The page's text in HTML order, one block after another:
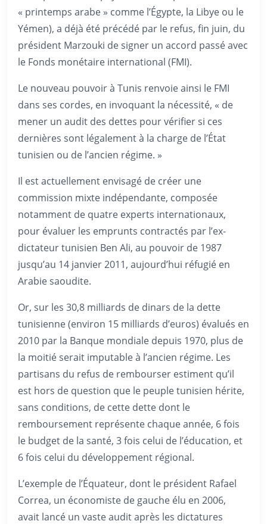
« printemps arabe » comme l’Égypte, la Libye ou le
Yémen), a déjà été précédé par le refus, fin juin, du
président Marzouki de signer un accord passé avec
le Fonds monétaire international (FMI).
Le nouveau pouvoir à Tunis renvoie ainsi le FMI
dans ses cordes, en invoquant la nécessité, « de
mener un audit des dettes pour vérifier si ces
dernières sont légalement à la charge de l’État
tunisien ou de l’ancien régime. »
Il est actuellement envisagé de créer une
commission mixte indépendante, composée
notamment de quatre experts internationaux,
pour évaluer les emprunts contractés par l’ex-
dictateur tunisien Ben Ali, au pouvoir de 1987
jusqu’au 14 janvier 2011, aujourd’hui réfugié en
Arabie saoudite.
Or, sur les 30,8 milliards de dinars de la dette
tunisienne (environ 15 milliards d’euros) évalués en
2010 par la Banque mondiale depuis 1970, plus de
la moitié serait imputable à l’ancien régime. Les
partisans du refus de rembourser estiment qu’il
est hors de question que le peuple tunisien hérite,
sans conditions, de cette dette dont le
remboursement représente chaque année, 6 fois
le budget de la santé, 3 fois celui de l’éducation, et
6 fois celui du développement régional.
L’exemple de l’Équateur, dont le président Rafael
Correa, un économiste de gauche élu en 2006,
avait lancé un vaste audit après les dictatures